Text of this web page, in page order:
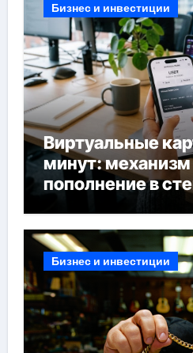
Бизнес и инвестиции
Виртуальные
минут:
пополнение в
без банковской
Бизнес и инвестиции